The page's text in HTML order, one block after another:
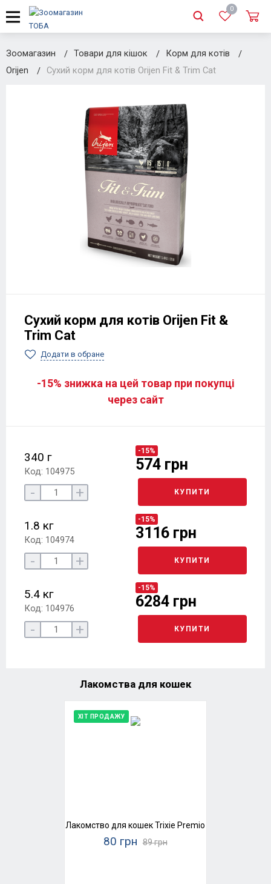
0
Зоомагазин Товари для кішок
Корм для котів
Orijen
Сухий корм для котів Orijen Fit & Trim Cat
Сухий корм для котів Orijen Fit &
Trim Cat
Додати в обране
-15% знижка на цей товар при покупці
через сайт
340 г
Код: 104975
-15%
574 грн
- + КУПИТИ
1.8 кг
Код: 104974
-15%
3116 грн
- + КУПИТИ
5.4 кг
Код: 104976
-15%
6284 грн
- + КУПИТИ
Лакомства для кошек
ХІТ ПРОДАЖУ
Лакомство для кошек Trixie Premio Stick Quintett
80 грн 89 грн